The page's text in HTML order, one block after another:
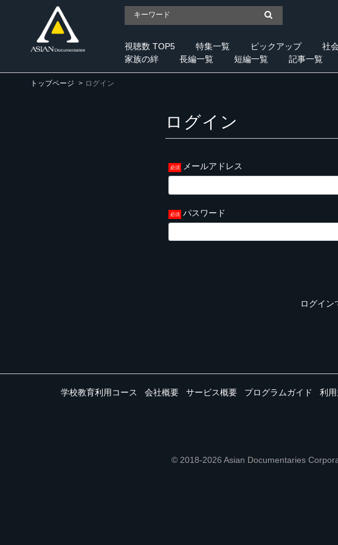
視聴数 TOP5 特集一覧 ピックアップ 社
家族の絆
長編一覧 短編一覧 記事一覧
トップページ ログイン
ログイン
メールアドレス
パスワード
ログイン
学校教育利用コース 会社概要 サービス概要 プログラムガイド 利
© 2018-2026 Asian Documentaries